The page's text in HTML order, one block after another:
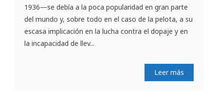
1936—se debía a la poca popularidad en gran parte
del mundo y, sobre todo en el caso de la pelota, a su
escasa implicación en la lucha contra el dopaje y en
la incapacidad de llev...
Leer más